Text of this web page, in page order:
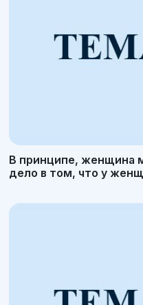
В принципе, женщина
дело в том, что у